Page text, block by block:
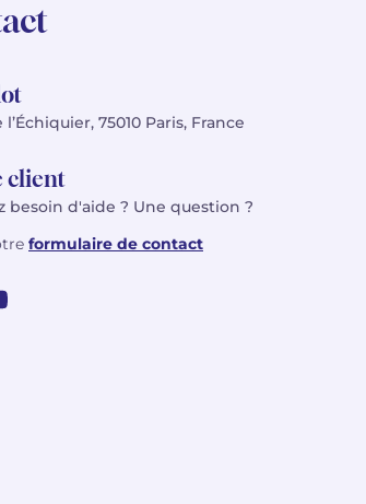
l’Échiquier, 75010 Paris, France
client
besoin d'aide ? Une question ?
formulaire de contact